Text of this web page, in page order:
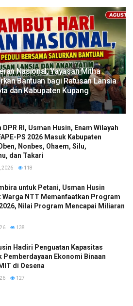
Nasional, Yayasan Mitha
Bantuan bagi Ratusan Lansia
dan Kabupaten Kupang
DPR RI, Usman Husin, Enam Wilayah
PS 2026 Masuk Kabupaten
Nonbes, Ohaem, Silu,
dan Takari
2026 118
untuk Petani, Usman Husin
Warga NTT Memanfaatkan Program
2026, Nilai Program Mencapai Miliaran
138
Hadiri Penguatan Kapasitas
Pemberdayaan Ekonomi Binaan
di Oesena
127